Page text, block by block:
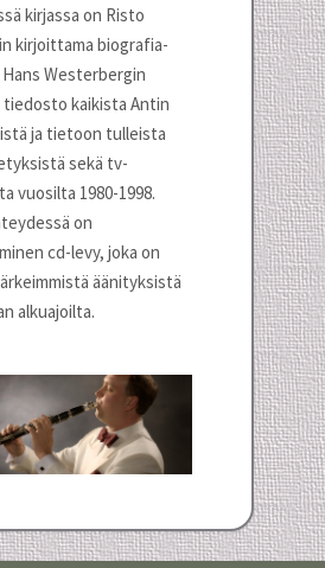
kirjassa on Risto
kirjoittama biografia-
Westerbergin
tiedosto kaikista Antin
ja tietoon tulleista
sekä tv-
vuosilta 1980-1998.
on
cd-levy, joka on
äänityksistä
alkuajoilta.